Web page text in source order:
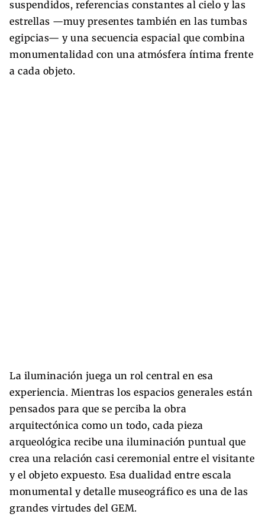
suspendidos, referencias constantes al cielo y las
estrellas —muy presentes también en las tumbas
egipcias— y una secuencia espacial que combina
monumentalidad con una atmósfera íntima frente
a cada objeto.
La iluminación juega un rol central en esa
experiencia. Mientras los espacios generales están
pensados para que se perciba la obra
arquitectónica como un todo, cada pieza
arqueológica recibe una iluminación puntual que
crea una relación casi ceremonial entre el visitante
y el objeto expuesto. Esa dualidad entre escala
monumental y detalle museográfico es una de las
grandes virtudes del GEM.